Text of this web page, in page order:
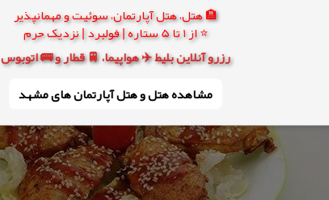
🏨 هتل، هتل آپارتمان، سوئیت و مهمانپذیر
⭐ از 1 تا 5 ستاره | فولبرد | نزدیک حرم
رزرو آنلاین بلیط ✈️ هواپیما، 🚆 قطار و 🚌 اتوبوس
مشاهده هتل و هتل‌ آپارتمان های مشهد